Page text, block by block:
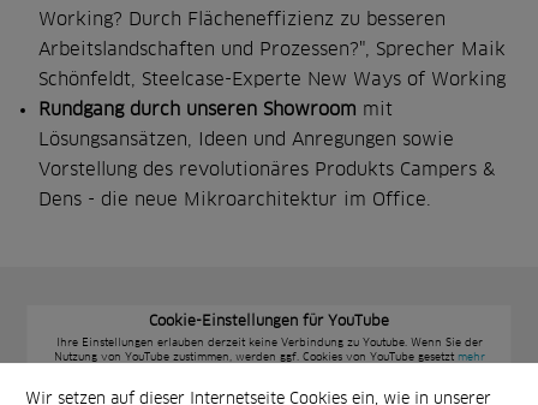
Working? Durch Flächeneffizienz zu besseren
Arbeitslandschaften und Prozessen?", Sprecher Maik
Schönfeldt, Steelcase-Experte New Ways of Working
Rundgang durch unseren Showroom mit
Lösungsansätzen, Ideen und Anregungen sowie
Vorstellung des revolutionäres Produkts Campers &
Dens - die neue Mikroarchitektur im Office.
Cookie-Einstellungen für YouTube
Ihre Einstellungen erlauben derzeit keine Verbindung zu Youtube. Wenn Sie der
Nutzung von YouTube zustimmen, werden ggf. Cookies von YouTube gesetzt mehr
Wir setzen auf dieser Internetseite Cookies ein, wie in unserer